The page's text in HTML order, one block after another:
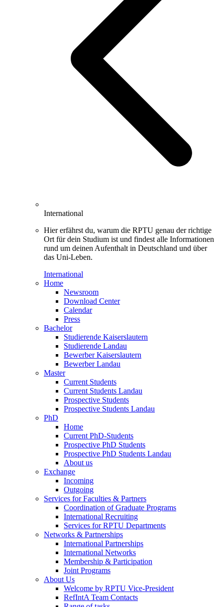
International
Hier erfährst du, warum die RPTU genau der richtige
Ort für dein Studium ist und findest alle Informationen
rund um deinen Aufenthalt in Deutschland und über
das Uni-Leben.
International
Home
Newsroom
Download Center
Calendar
Press
Bachelor
Studierende Kaiserslautern
Studierende Landau
Bewerber Kaiserslautern
Bewerber Landau
Master
Current Students
Current Students Landau
Prospective Students
Prospective Students Landau
PhD
Home
Current PhD-Students
Prospective PhD Students
Prospective PhD Students Landau
About us
Exchange
Incoming
Outgoing
Services for Faculties & Partners
Coordination of Graduate Programs
International Recruiting
Services for RPTU Departments
Networks & Partnerships
International Partnerships
International Networks
Membership & Participation
Joint Programs
About Us
Welcome by RPTU Vice-President
RefIntA Team Contacts